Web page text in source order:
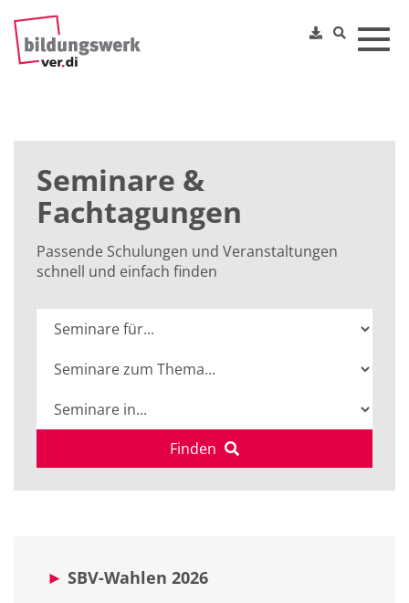
Seminare &
Fachtagungen
Passende Schulungen und Veranstaltungen
schnell und einfach finden
Finden
► SBV-Wahlen 2026